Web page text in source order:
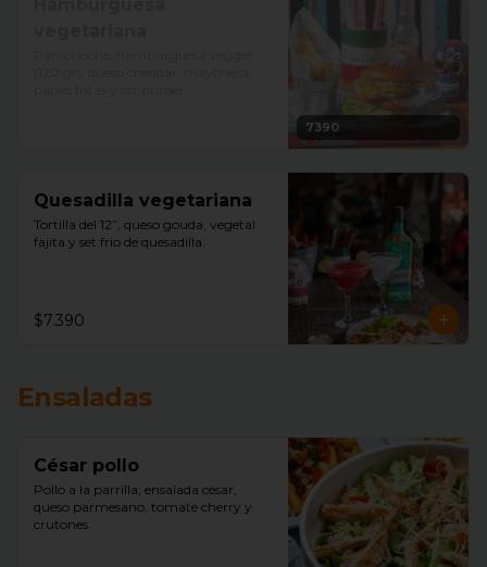
7390
Quesadilla vegetariana
Tortilla del 12”, queso gouda, vegetal
fajita y set frio de quesadilla.
$7.390
Ensaladas
César pollo
Pollo a la parrilla, ensalada césar,
queso parmesano, tomate cherry y
crutones.